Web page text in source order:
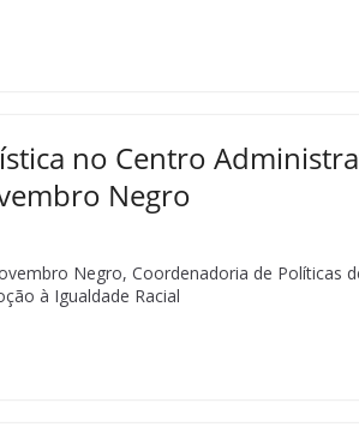
no Centro
Negro
Negro, Coordenadoria de Políticas
à Igualdade Racial